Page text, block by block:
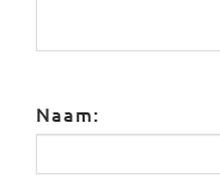
Naam: